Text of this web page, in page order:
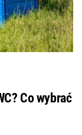
Co wybrać